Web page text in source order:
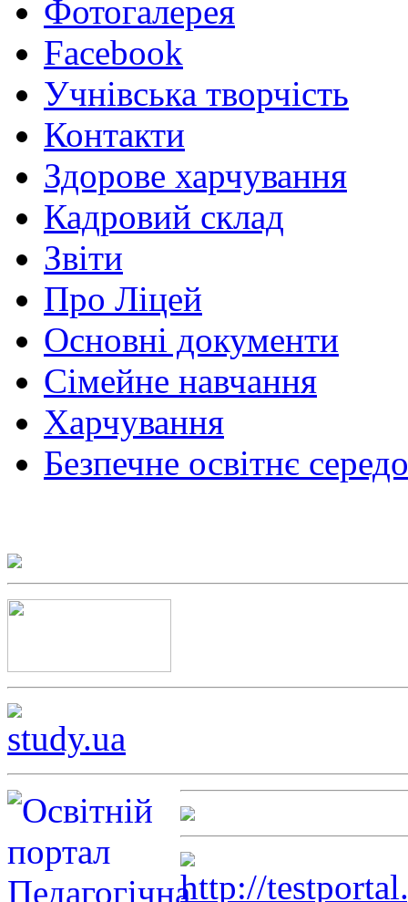
Фотогалерея
Facebook
Учнівська творчість
Контакти
Здорове харчування
Кадровий склад
Звіти
Про Ліцей
Основні документи
Сімейне навчання
Харчування
Безпечне освітнє